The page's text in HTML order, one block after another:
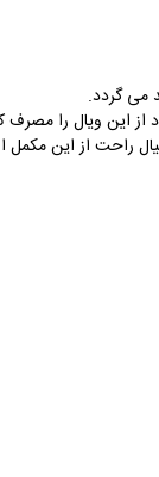
این ویال را مصرف
راحت از این مکمل